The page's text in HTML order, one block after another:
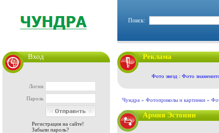
Поиск:
Вход
Логин
Пароль
Регистрация на сайте!
Забыли пароль?
Реклама
Фото звезд : Фото
Чундра » Фотоприколы и картинки »
Армия Эстонии